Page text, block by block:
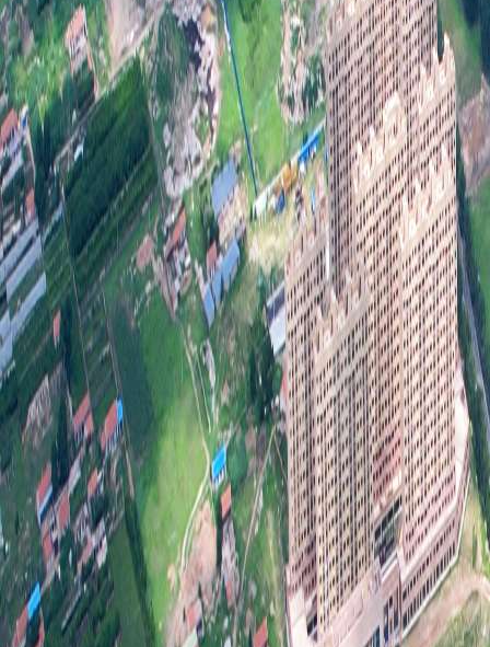
第
信
规章
行